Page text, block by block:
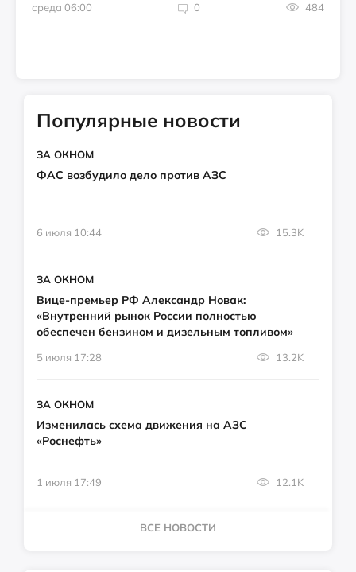
среда 06:00 0 484
Популярные новости
ЗА ОКНОМ
ФАС возбудило дело против АЗС
6 июля 10:44 15.3K
ЗА ОКНОМ
Вице-премьер РФ Александр Новак:
«Внутренний рынок России полностью
обеспечен бензином и дизельным топливом»
5 июля 17:28 13.2K
ЗА ОКНОМ
Изменилась схема движения на АЗС
«Роснефть»
1 июля 17:49 12.1K
ВСЕ НОВОСТИ